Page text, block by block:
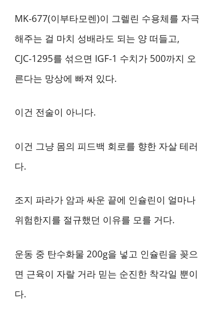
MK-677(이부타모렌)이 그렐린 수용체를 자극
해주는 걸 마치 성배라도 되는 양 떠들고,
CJC-1295를 섞으면 IGF-1 수치가 500까지 오
른다는 망상에 빠져 있다.
이건 전술이 아니다.
이건 그냥 몸의 피드백 회로를 향한 자살 테러
다.
조지 파라가 암과 싸운 끝에 인슐린이 얼마나
위험한지를 절규했던 이유를 모를 거다.
운동 중 탄수화물 200g을 넣고 인슐린을 꽂으
면 근육이 자랄 거라 믿는 순진한 착각일 뿐이
다.